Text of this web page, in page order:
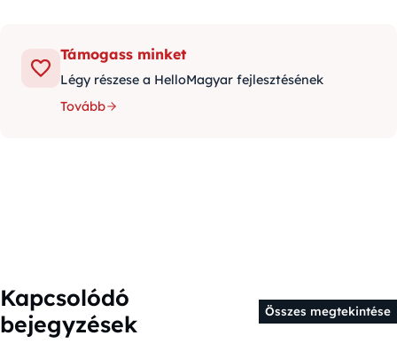
Támogass minket
Légy részese a HelloMagyar fejlesztésének
Tovább
Kapcsolódó
bejegyzések
Összes megtekintése